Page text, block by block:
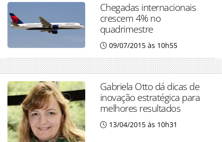
Chegadas internacionais
crescem 4% no
quadrimestre
09/07/2015 às 10h55
Gabriela Otto dá dicas de
inovação estratégica para
melhores resultados
13/04/2015 às 10h31